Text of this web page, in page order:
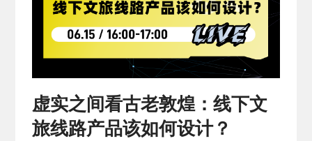
虚实之间看古老敦煌：线下文
旅线路产品该如何设计？